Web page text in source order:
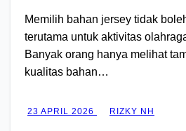
Memilih bahan jersey tidak
terutama untuk aktivitas
Banyak orang hanya melihat
kualitas bahan…
23 APRIL 2026 RIZKY NH